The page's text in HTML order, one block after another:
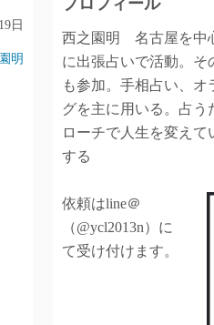
日
明
プロフィール
西之園明 名古屋を中
に出張占いで活動。そ
も参加。手相占い、
グを主に用いる。占
ローチで人生を変えて
する
依頼はline＠
（@ycl2013n）に
て受け付けます。